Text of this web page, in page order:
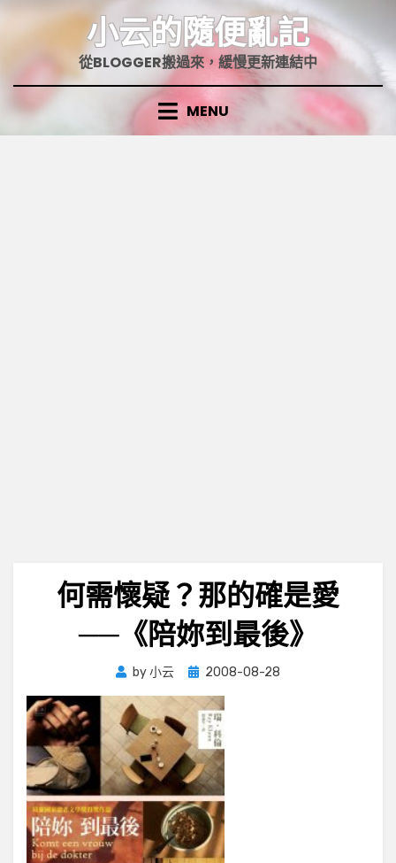
小云的隨便亂記
從BLOGGER搬過來，緩慢更新連結中
MENU
何需懷疑？那的確是愛
──《陪妳到最後》
by小云
Posted
2008-08-28